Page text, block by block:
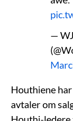
—
Houthiene
avtaler om